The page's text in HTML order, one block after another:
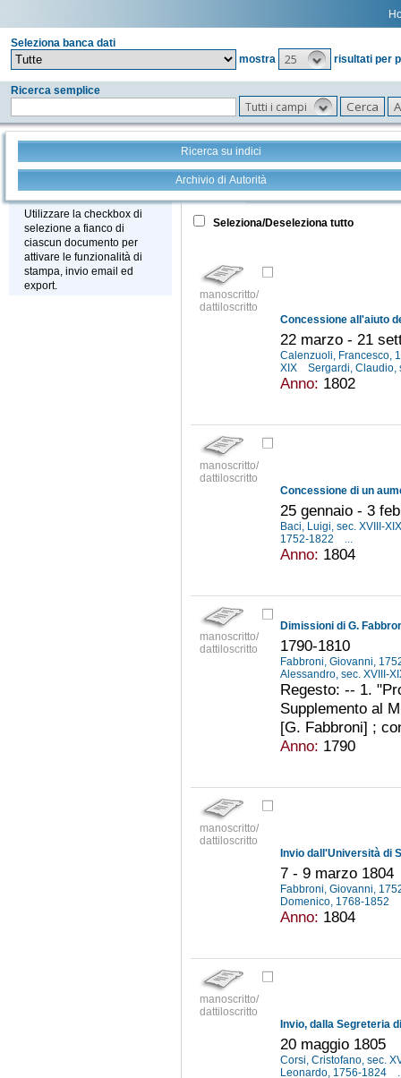
Seleziona banca dati
mostra
25 risultati per
Ricerca semplice
Tutti i campi
Ricerca su indici
Archivio di Autorità
Stampa - Email - Export
Utilizzare la checkbox di
selezione a fianco di
ciascun documento per
attivare le funzionalità di
stampa, invio email ed
export.
Tutto +
Seleziona/Deseleziona tutto
manoscritto/
dattiloscritto
22 marzo - 21
Calenzuoli, Francesco,
XIX
Sergardi, Claudio,
Anno: 1802
manoscritto/
dattiloscritto
25 gennaio - 3
Baci, Luigi, sec. XVIII-
1752-1822
...
Anno: 1804
manoscritto/
dattiloscritto
Dimissioni di G.
1790-1810
Fabbroni, Giovanni,
Alessandro, sec. XVIII-
Regesto: -- 1.
Supplemento al
[G. Fabbroni] ;
Anno: 1790
manoscritto/
dattiloscritto
7 - 9 marzo 1804
Fabbroni, Giovanni,
Domenico, 1768-1852
Anno: 1804
manoscritto/
dattiloscritto
20 maggio 1805
Corsi, Cristofano, sec.
Leonardo, 1756-1824